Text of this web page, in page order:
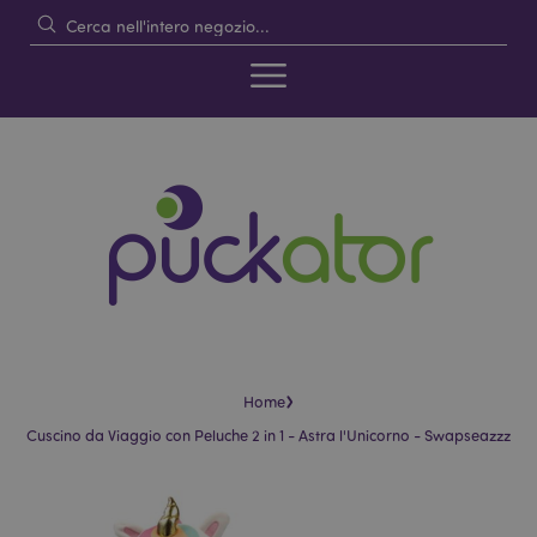
Home›
Cuscino da Viaggio con Peluche 2 in 1 - Astra l'Unicorno - Swapseazzz